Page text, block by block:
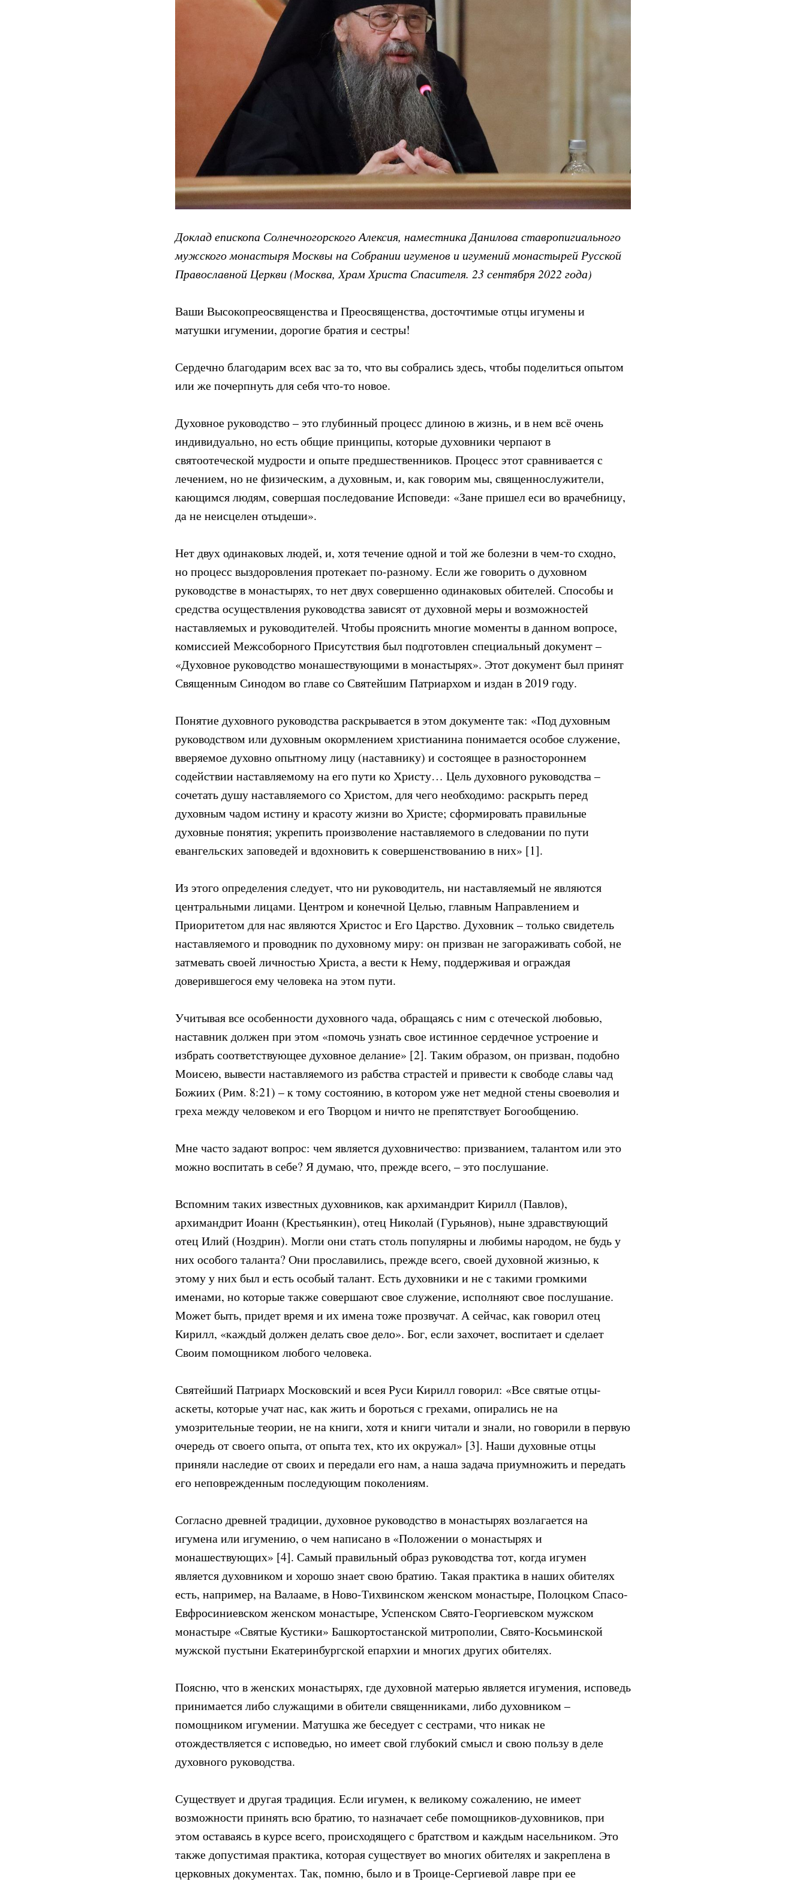
Доклад епископа Солнечногорского Алексия, наместника Данилова ставропигиального
мужского монастыря Москвы на Собрании игуменов и игумений монастырей Русской
Православной Церкви (Москва, Храм Христа Спасителя. 23 сентября 2022 года)
Ваши Высокопреосвященства и Преосвященства, досточтимые отцы игумены и
матушки игумении, дорогие братия и сестры!
Сердечно благодарим всех вас за то, что вы собрались здесь, чтобы поделиться опытом
или же почерпнуть для себя что-то новое.
Духовное руководство – это глубинный процесс длиною в жизнь, и в нем всё очень
индивидуально, но есть общие принципы, которые духовники черпают в
святоотеческой мудрости и опыте предшественников. Процесс этот сравнивается с
лечением, но не физическим, а духовным, и, как говорим мы, священнослужители,
кающимся людям, совершая последование Исповеди: «Зане пришел еси во врачебницу,
да не неисцелен отыдеши».
Нет двух одинаковых людей, и, хотя течение одной и той же болезни в чем-то сходно,
но процесс выздоровления протекает по-разному. Если же говорить о духовном
руководстве в монастырях, то нет двух совершенно одинаковых обителей. Способы и
средства осуществления руководства зависят от духовной меры и возможностей
наставляемых и руководителей. Чтобы прояснить многие моменты в данном вопросе,
комиссией Межсоборного Присутствия был подготовлен специальный документ –
«Духовное руководство монашествующими в монастырях». Этот документ был принят
Священным Синодом во главе со Святейшим Патриархом и издан в 2019 году.
Понятие духовного руководства раскрывается в этом документе так: «Под духовным
руководством или духовным окормлением христианина понимается особое служение,
вверяемое духовно опытному лицу (наставнику) и состоящее в разностороннем
содействии наставляемому на его пути ко Христу… Цель духовного руководства –
сочетать душу наставляемого со Христом, для чего необходимо: раскрыть перед
духовным чадом истину и красоту жизни во Христе; сформировать правильные
духовные понятия; укрепить произволение наставляемого в следовании по пути
евангельских заповедей и вдохновить к совершенствованию в них» [1].
Из этого определения следует, что ни руководитель, ни наставляемый не являются
центральными лицами. Центром и конечной Целью, главным Направлением и
Приоритетом для нас являются Христос и Его Царство. Духовник – только свидетель
наставляемого и проводник по духовному миру: он призван не загораживать собой, не
затмевать своей личностью Христа, а вести к Нему, поддерживая и ограждая
доверившегося ему человека на этом пути.
Учитывая все особенности духовного чада, обращаясь с ним с отеческой любовью,
наставник должен при этом «помочь узнать свое истинное сердечное устроение и
избрать соответствующее духовное делание» [2]. Таким образом, он призван, подобно
Моисею, вывести наставляемого из рабства страстей и привести к свободе славы чад
Божиих (Рим. 8:21) – к тому состоянию, в котором уже нет медной стены своеволия и
греха между человеком и его Творцом и ничто не препятствует Богообщению.
Мне часто задают вопрос: чем является духовничество: призванием, талантом или это
можно воспитать в себе? Я думаю, что, прежде всего, – это послушание.
Вспомним таких известных духовников, как архимандрит Кирилл (Павлов),
архимандрит Иоанн (Крестьянкин), отец Николай (Гурьянов), ныне здравствующий
отец Илий (Ноздрин). Могли они стать столь популярны и любимы народом, не будь у
них особого таланта? Они прославились, прежде всего, своей духовной жизнью, к
этому у них был и есть особый талант. Есть духовники и не с такими громкими
именами, но которые также совершают свое служение, исполняют свое послушание.
Может быть, придет время и их имена тоже прозвучат. А сейчас, как говорил отец
Кирилл, «каждый должен делать свое дело». Бог, если захочет, воспитает и сделает
Своим помощником любого человека.
Святейший Патриарх Московский и всея Руси Кирилл говорил: «Все святые отцы-
аскеты, которые учат нас, как жить и бороться с грехами, опирались не на
умозрительные теории, не на книги, хотя и книги читали и знали, но говорили в первую
очередь от своего опыта, от опыта тех, кто их окружал» [3]. Наши духовные отцы
приняли наследие от своих и передали его нам, а наша задача приумножить и передать
его неповрежденным последующим поколениям.
Согласно древней традиции, духовное руководство в монастырях возлагается на
игумена или игумению, о чем написано в «Положении о монастырях и
монашествующих» [4]. Самый правильный образ руководства тот, когда игумен
является духовником и хорошо знает свою братию. Такая практика в наших обителях
есть, например, на Валааме, в Ново-Тихвинском женском монастыре, Полоцком Спасо-
Евфросиниевском женском монастыре, Успенском Свято-Георгиевском мужском
монастыре «Святые Кустики» Башкортостанской митрополии, Свято-Косьминской
мужской пустыни Екатеринбургской епархии и многих других обителях.
Поясню, что в женских монастырях, где духовной матерью является игумения, исповедь
принимается либо служащими в обители священниками, либо духовником –
помощником игумении. Матушка же беседует с сестрами, что никак не
отождествляется с исповедью, но имеет свой глубокий смысл и свою пользу в деле
духовного руководства.
Существует и другая традиция. Если игумен, к великому сожалению, не имеет
возможности принять всю братию, то назначает себе помощников-духовников, при
этом оставаясь в курсе всего, происходящего с братством и каждым насельником. Это
также допустимая практика, которая существует во многих обителях и закреплена в
церковных документах. Так, помню, было и в Троице-Сергиевой лавре при ее